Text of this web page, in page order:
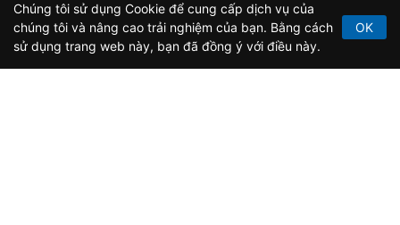
Giấy phép hoạt động báo chí điện tử số 64/GP-BTTTT do Bộ
Thông tin và Truyền thông cấp ngày 21/2/2020.
Chúng tôi sử dụng Cookie để cung cấp dịch vụ của
chúng tôi và nâng cao trải nghiệm của bạn. Bằng cách
sử dụng trang web này, bạn đã đồng ý với điều này.
OK